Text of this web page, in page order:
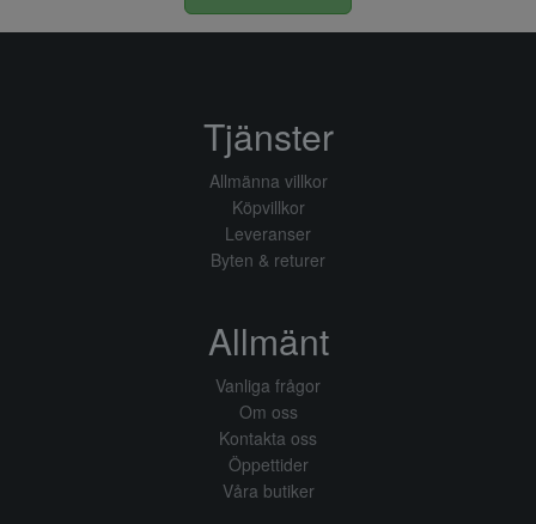
Tjänster
Allmänna villkor
Köpvillkor
Leveranser
Byten & returer
Allmänt
Vanliga frågor
Om oss
Kontakta oss
Öppettider
Våra butiker